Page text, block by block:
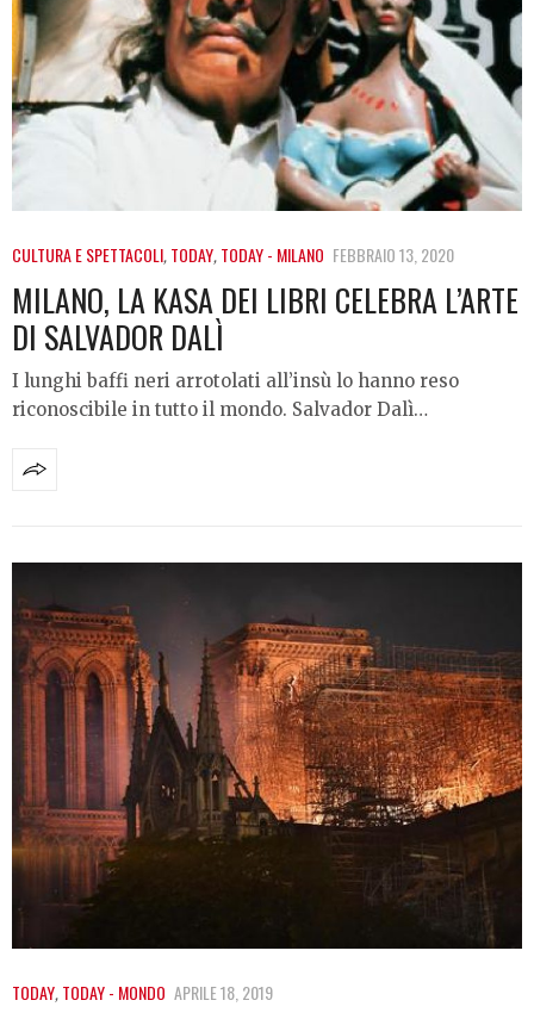
CULTURA E SPETTACOLI,TODAY,TODAY - MILANO FEBBRAIO 13, 2020
MILANO, LA KASA DEI LIBRI CELEBRA L’ARTE
DI SALVADOR DALÌ
I lunghi baffi neri arrotolati all’insù lo hanno reso
riconoscibile in tutto il mondo. Salvador Dalì…
TODAY,TODAY - MONDO APRILE 18, 2019